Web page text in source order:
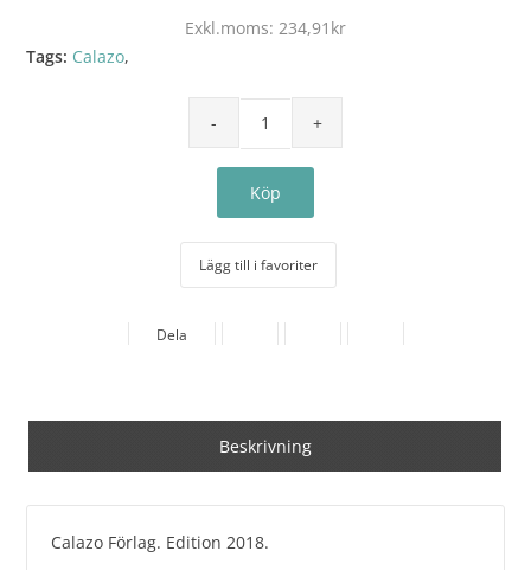
Exkl.moms: 234,91kr
Tags: Calazo,
Lägg till i favoriter
Dela
Beskrivning
Calazo Förlag. Edition 2018.